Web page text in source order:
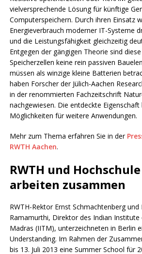
vielversprechende Lösung für künftige
Computerspeichern. Durch ihren Einsatz
Energieverbrauch moderner IT-Systeme
und die Leistungsfähigkeit gleichzeitig
Entgegen der gängigen Theorie sind
Speicherzellen keine rein passiven
müssen als winzige kleine Batterien
haben Forscher der Jülich-Aachen
in der renommierten Fachzeitschrift
nachgewiesen. Die entdeckte Eigenschaft
Möglichkeiten für weitere Anwendungen.
Mehr zum Thema erfahren Sie in der
RWTH Aachen.
RWTH und
arbeiten zusammen
RWTH-Rektor Ernst Schmachtenberg
Ramamurthi, Direktor des Indian
Madras (IITM), unterzeichneten in Berlin
Understanding. Im Rahmen der
bis 13. Juli 2013 eine Summer School für